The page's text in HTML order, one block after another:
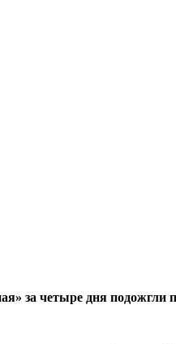
за четыре дня подожгли